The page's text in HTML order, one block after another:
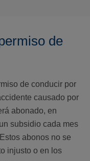
de
de conducir por
causado por
abonado, en
subsidio cada mes
abonos no se
injusto o en los